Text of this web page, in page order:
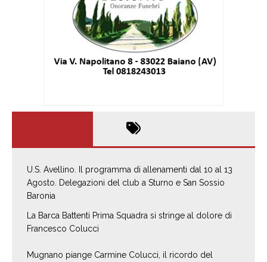
U.S. Avellino. Il programma di allenamenti dal 10 al 13
Agosto. Delegazioni del club a Sturno e San Sossio
Baronia
La Barca Battenti Prima Squadra si stringe al dolore di
Francesco Colucci
Mugnano piange Carmine Colucci, il ricordo del